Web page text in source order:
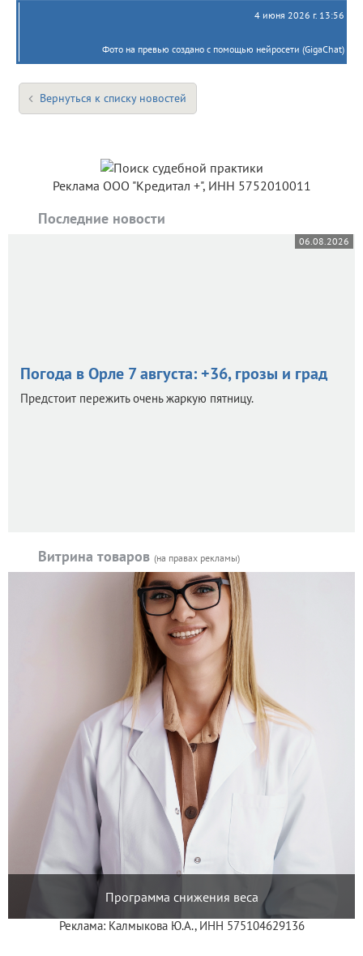
4 июня 2026 г. 13:56
Фото на превью создано с помощью нейросети (GigaChat)
Вернуться к списку новостей
Реклама ООО "Кредитал +", ИНН 5752010011
Последние новости
06.08.2026
Погода в Орле 7 августа: +36, грозы и град
Предстоит пережить очень жаркую пятницу.
Витрина товаров (на правах рекламы)
Программа снижения веса
Реклама: Калмыкова Ю.А., ИНН 575104629136